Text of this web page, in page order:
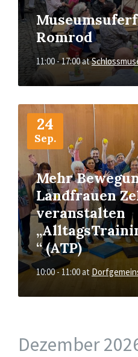
Romrod
11:00 - 17:00at
24
Sep.
Mehr
Landfrauen
veranstalten
“ (ATP)
10:00 - 11:00at
More
Dezember